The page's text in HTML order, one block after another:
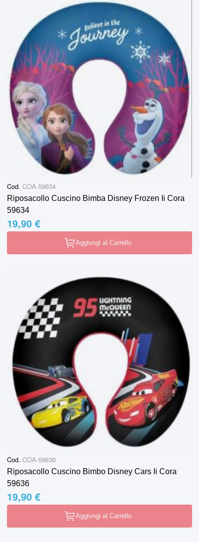
Cod. COA-59634
Riposacollo Cuscino Bimba Disney Frozen Ii Cora
59634
19,90 €
Aggiungi al Carrello
Cod. COA-59636
Riposacollo Cuscino Bimbo Disney Cars Ii Cora
59636
19,90 €
Aggiungi al Carrello